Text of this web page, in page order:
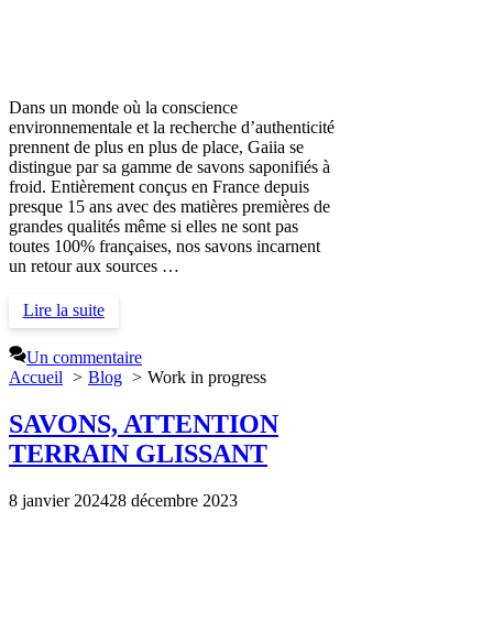
Dans un monde où la conscience
environnementale et la recherche d’authenticité
prennent de plus en plus de place, Gaiia se
distingue par sa gamme de savons saponifiés à
froid. Entièrement conçus en France depuis
presque 15 ans avec des matières premières de
grandes qualités même si elles ne sont pas
toutes 100% françaises, nos savons incarnent
un retour aux sources …
Lire la suite
Un commentaire
Accueil
Blog Work in progress
SAVONS, ATTENTION
TERRAIN GLISSANT
8 janvier 202428 décembre 2023